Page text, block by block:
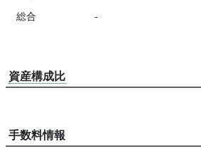
総合 -
資産構成比
手数料情報